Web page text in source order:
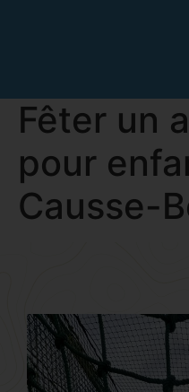
Fêter un
pour
Causse-